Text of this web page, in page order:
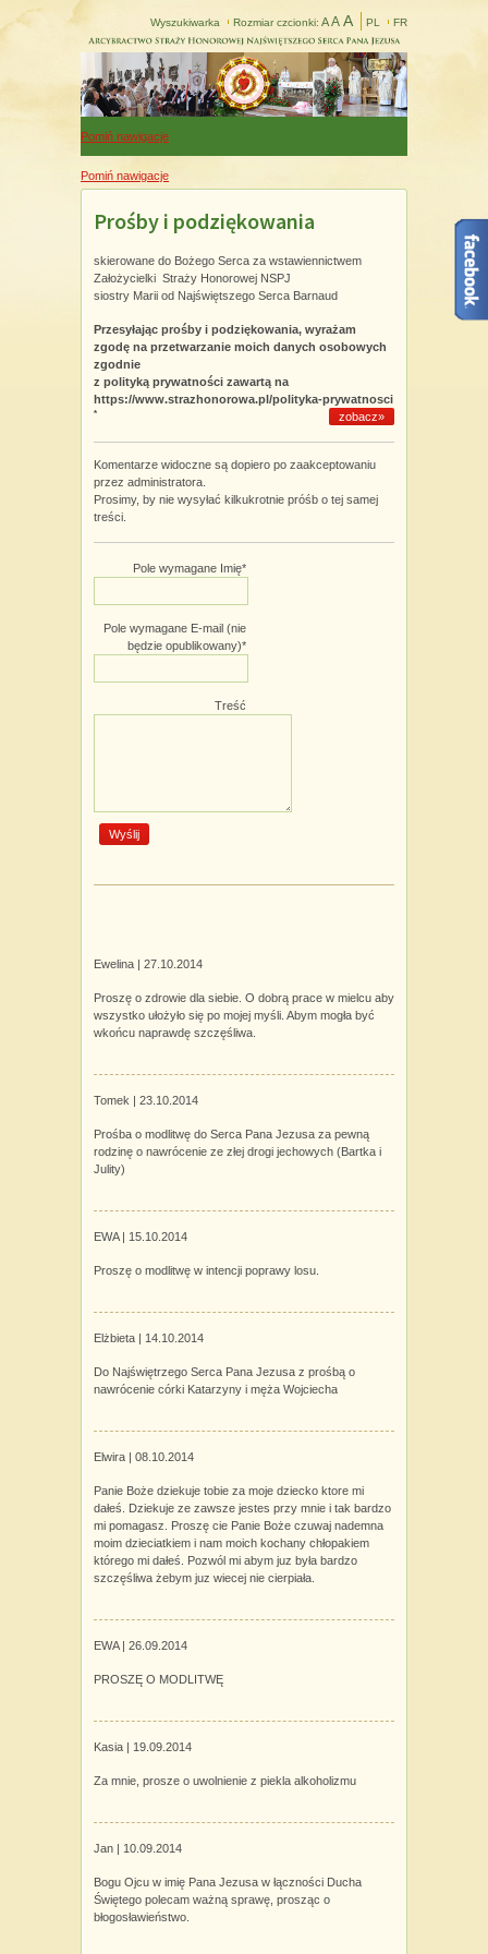
Wyszukiwarka Rozmiar czcionki: A A A PL FR
Pomiń nawigacje
Pomiń nawigacje
Prośby i podziękowania
skierowane do Bożego Serca za wstawiennictwem
Założycielki Straży Honorowej NSPJ
siostry Marii od Najświętszego Serca Barnaud
Przesyłając prośby i podziękowania, wyrażam
zgodę na przetwarzanie moich danych osobowych
zgodnie
z polityką prywatności zawartą na
https://www.strazhonorowa.pl/polityka-prywatnosci
* zobacz»
Komentarze widoczne są dopiero po zaakceptowaniu
przez administratora.
Prosimy, by nie wysyłać kilkukrotnie próśb o tej samej
treści.
Pole wymagane Imię*
Pole wymagane E-mail (nie
będzie opublikowany)*
Treść
Ewelina | 27.10.2014
Proszę o zdrowie dla siebie. O dobrą prace w mielcu aby
wszystko ułożyło się po mojej myśli. Abym mogła być
wkońcu naprawdę szczęśliwa.
Tomek | 23.10.2014
Prośba o modlitwę do Serca Pana Jezusa za pewną
rodzinę o nawrócenie ze złej drogi jechowych (Bartka i
Julity)
EWA | 15.10.2014
Proszę o modlitwę w intencji poprawy losu.
Elżbieta | 14.10.2014
Do Najświętrzego Serca Pana Jezusa z prośbą o
nawrócenie córki Katarzyny i męża Wojciecha
Elwira | 08.10.2014
Panie Boże dziekuje tobie za moje dziecko ktore mi
dałeś. Dziekuje ze zawsze jestes przy mnie i tak bardzo
mi pomagasz. Proszę cie Panie Boże czuwaj nademna
moim dzieciatkiem i nam moich kochany chłopakiem
którego mi dałeś. Pozwól mi abym juz była bardzo
szczęśliwa żebym juz wiecej nie cierpiała.
EWA | 26.09.2014
PROSZĘ O MODLITWĘ
Kasia | 19.09.2014
Za mnie, prosze o uwolnienie z piekla alkoholizmu
Jan | 10.09.2014
Bogu Ojcu w imię Pana Jezusa w łączności Ducha
Świętego polecam ważną sprawę, prosząc o
błogosławieństwo.